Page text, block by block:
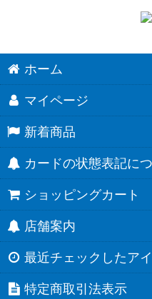
ホーム
マイページ
新着商品
カードの状態表記に
ショッピングカート
店舗案内
最近チェックしたア
特定商取引法表示